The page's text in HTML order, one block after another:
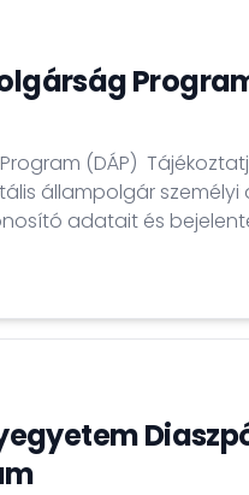
Tájékoztatjuk Tisztelt
állampolgár
adatait és
értelmében a